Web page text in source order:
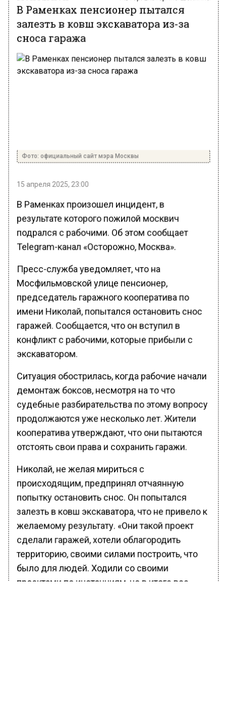
В Раменках пенсионер пытался
залезть в ковш экскаватора из-за
сноса гаража
Фото: официальный сайт мэра Москвы
15 апреля 2025, 23:00
В Раменках произошел инцидент, в
результате которого пожилой москвич
подрался с рабочими. Об этом сообщает
Telegram-канал «Осторожно, Москва».
Пресс-служба уведомляет, что на
Мосфильмовской улице пенсионер,
председатель гаражного кооператива по
имени Николай, попытался остановить снос
гаражей. Сообщается, что он вступил в
конфликт с рабочими, которые прибыли с
экскаватором.
Ситуация обострилась, когда рабочие начали
демонтаж боксов, несмотря на то что
судебные разбирательства по этому вопросу
продолжаются уже несколько лет. Жители
кооператива утверждают, что они пытаются
отстоять свои права и сохранить гаражи.
Николай, не желая мириться с
происходящим, предпринял отчаянную
попытку остановить снос. Он попытался
залезть в ковш экскаватора, что не привело к
желаемому результату. «Они такой проект
сделали гаражей, хотели облагородить
территорию, своими силами построить, что
было для людей. Ходили со своими
проектами по инстанциям, но в итоге все